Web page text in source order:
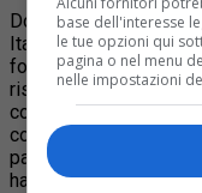
Dopo il vertice al
Italiaonline, i
fosca la situazione
rischio cassa
comunicato il
confronto non è stato
parti, poiché anche
ha trovato il
base dell'interesse
le tue opzioni qui
pagina o nel menu
nelle impostazioni